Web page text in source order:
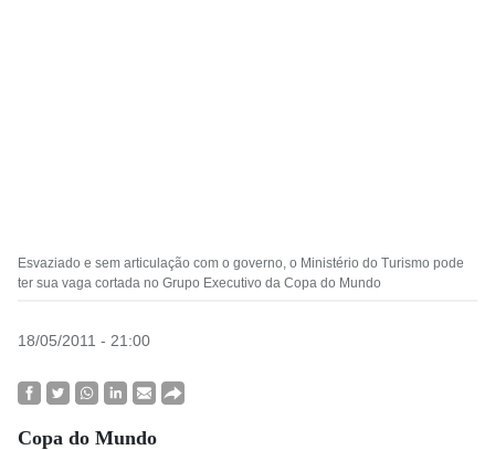
Esvaziado e sem articulação com o governo, o Ministério do Turismo pode
ter sua vaga cortada no Grupo Executivo da Copa do Mundo
18/05/2011 - 21:00
Copa do Mundo